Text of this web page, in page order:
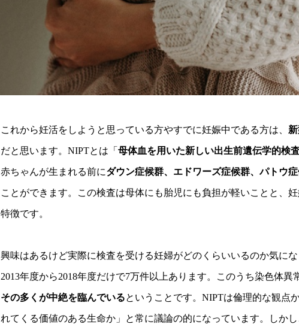
これから妊活をしようと思っている方やすでに妊娠中である方は、
だと思います。NIPTとは「 母体血を用いた新しい出生前遺伝学的検
赤ちゃんが生まれる前にダウン症候群、エドワーズ症候群、パトウ
ことができます。この検査は母体にも胎児にも負担が軽いことと、
特徴です。
興味はあるけど実際に検査を受ける妊婦がどのくらいいるのか気に
2013年度から2018年度だけで7万件以上あります。このうち染色体異
その多くが中絶を臨んでいるということです。NIPTは倫理的な観点
れてくる価値のある生命か」と常に議論の的になっています。しか